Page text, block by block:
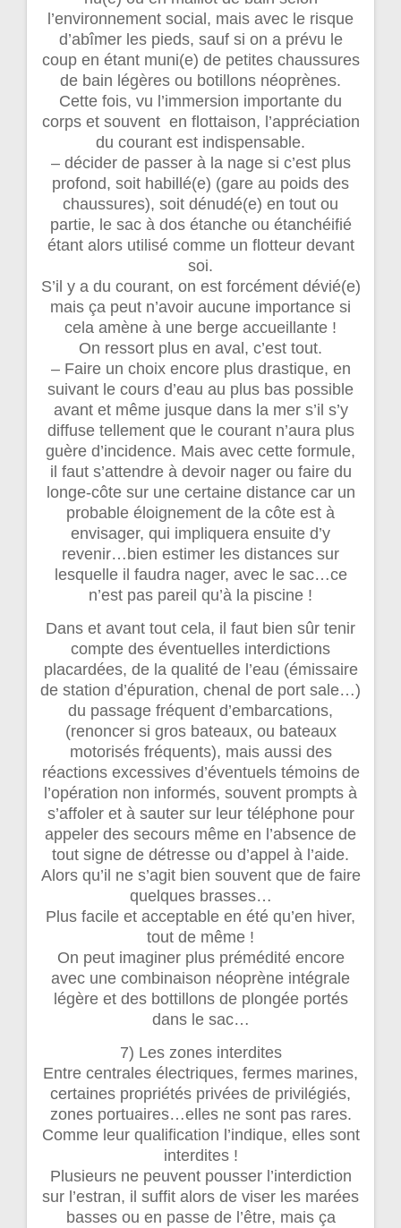
l’environnement social, mais avec le risque
d’abîmer les pieds, sauf si on a prévu le
coup en étant muni(e) de petites chaussures
de bain légères ou botillons néoprènes.
Cette fois, vu l’immersion importante du
corps et souvent en flottaison, l’appréciation
du courant est indispensable.
– décider de passer à la nage si c’est plus
profond, soit habillé(e) (gare au poids des
chaussures), soit dénudé(e) en tout ou
partie, le sac à dos étanche ou étanchéifié
étant alors utilisé comme un flotteur devant
soi.
S’il y a du courant, on est forcément dévié(e)
mais ça peut n’avoir aucune importance si
cela amène à une berge accueillante !
On ressort plus en aval, c’est tout.
– Faire un choix encore plus drastique, en
suivant le cours d’eau au plus bas possible
avant et même jusque dans la mer s’il s’y
diffuse tellement que le courant n’aura plus
guère d’incidence. Mais avec cette formule,
il faut s’attendre à devoir nager ou faire du
longe-côte sur une certaine distance car un
probable éloignement de la côte est à
envisager, qui impliquera ensuite d’y
revenir…bien estimer les distances sur
lesquelle il faudra nager, avec le sac…ce
n’est pas pareil qu’à la piscine !
Dans et avant tout cela, il faut bien sûr tenir
compte des éventuelles interdictions
placardées, de la qualité de l’eau (émissaire
de station d’épuration, chenal de port sale…)
du passage fréquent d’embarcations,
(renoncer si gros bateaux, ou bateaux
motorisés fréquents), mais aussi des
réactions excessives d’éventuels témoins de
l’opération non informés, souvent prompts à
s’affoler et à sauter sur leur téléphone pour
appeler des secours même en l’absence de
tout signe de détresse ou d’appel à l’aide.
Alors qu’il ne s’agit bien souvent que de faire
quelques brasses…
Plus facile et acceptable en été qu’en hiver,
tout de même !
On peut imaginer plus prémédité encore
avec une combinaison néoprène intégrale
légère et des bottillons de plongée portés
dans le sac…
7) Les zones interdites
Entre centrales électriques, fermes marines,
certaines propriétés privées de privilégiés,
zones portuaires…elles ne sont pas rares.
Comme leur qualification l’indique, elles sont
interdites !
Plusieurs ne peuvent pousser l’interdiction
sur l’estran, il suffit alors de viser les marées
basses ou en passe de l’être, mais ça